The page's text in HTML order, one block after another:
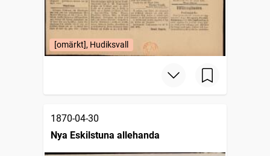
[omärkt], Hudiksvall
1870-04-30
Nya Eskilstuna allehanda